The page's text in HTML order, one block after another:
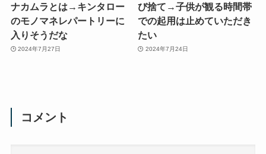
ナカムラとは→キンタロー
のモノマネレパートリーに
入りそうだな
2024年7月27日
び捨て→子供が観る時間帯
での起用は止めていただき
たい
2024年7月24日
コメント